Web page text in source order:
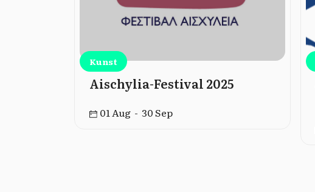
Kunst
Aischylia-Festival 2025
01 Aug - 30 Sep